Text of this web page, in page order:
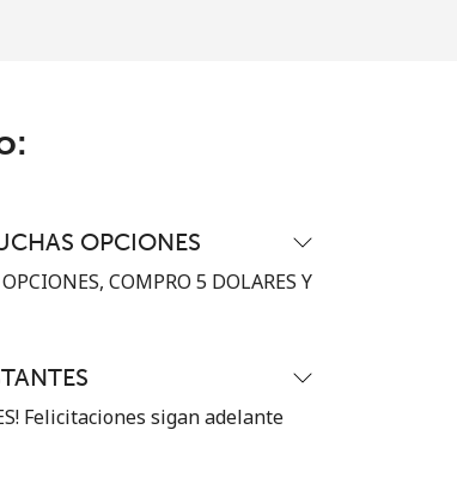
⁦17¢⁩
OPCIONES
COMPRO 5 DOLARES Y
Felicitaciones sigan adelante